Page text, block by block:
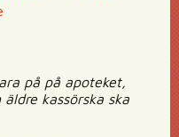
på på apoteket,
kassörska ska